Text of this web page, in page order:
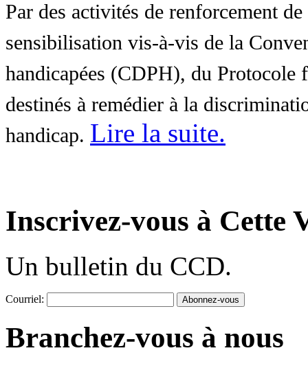
Par des activités de renforcement
sensibilisation vis-à-vis de la
handicapées (CDPH), du Protocole
destinés à remédier à la
handicap. Lire la suite.
Inscrivez-vous à Cette
Un bulletin du CCD.
Courriel:
Branchez-vous à nous